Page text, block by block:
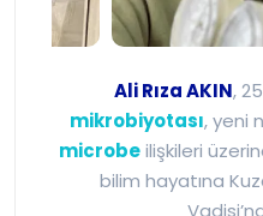
Ali Rıza
Ali Rıza AKIN,
mikrobiyotası, yeni
microbeilişkileri
bilim hayatına